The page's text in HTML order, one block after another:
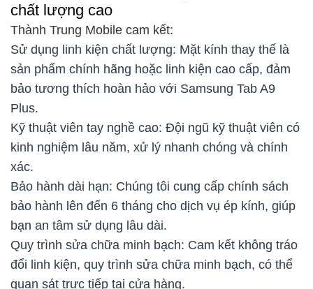
chất lượng cao
Thành Trung Mobile cam kết:
Sử dụng linh kiện chất lượng: Mặt kính thay thế là
sản phẩm chính hãng hoặc linh kiện cao cấp, đảm
bảo tương thích hoàn hảo với Samsung Tab A9
Plus.
Kỹ thuật viên tay nghề cao: Đội ngũ kỹ thuật viên có
kinh nghiệm lâu năm, xử lý nhanh chóng và chính
xác.
Bảo hành dài hạn: Chúng tôi cung cấp chính sách
bảo hành lên đến 6 tháng cho dịch vụ ép kính, giúp
bạn an tâm sử dụng lâu dài.
Quy trình sửa chữa minh bạch: Cam kết không tráo
đổi linh kiện, quy trình sửa chữa minh bạch, có thể
quan sát trực tiếp tại cửa hàng.